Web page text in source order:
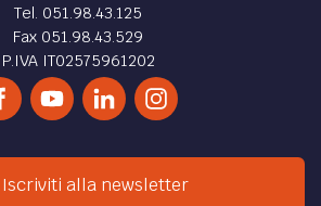
Tel. 051.98.43.125
Fax 051.98.43.529
P.IVA IT02575961202
Iscriviti alla newsletter